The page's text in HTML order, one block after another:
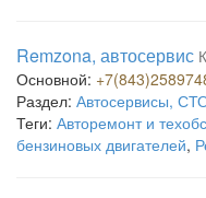
Remzona, автосервис
Основной:
Раздел: Автосервисы,
Теги: Авторемонт и
бензиновых двигателей,